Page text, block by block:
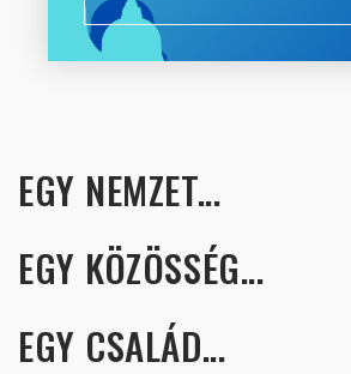
EGY NEMZET...
EGY KÖZÖSSÉG...
EGY CSALÁD...